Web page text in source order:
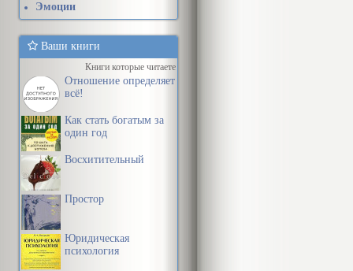
Эмоции
Ваши книги
Книги которые читаете
Отношение определяет
всё!
Как стать богатым за
один год
Восхитительный
Простор
Юридическая
психология